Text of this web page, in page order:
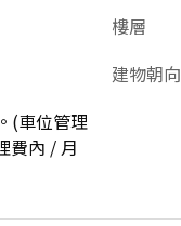
樓層
建物朝向
(車位管理
費內 / 月